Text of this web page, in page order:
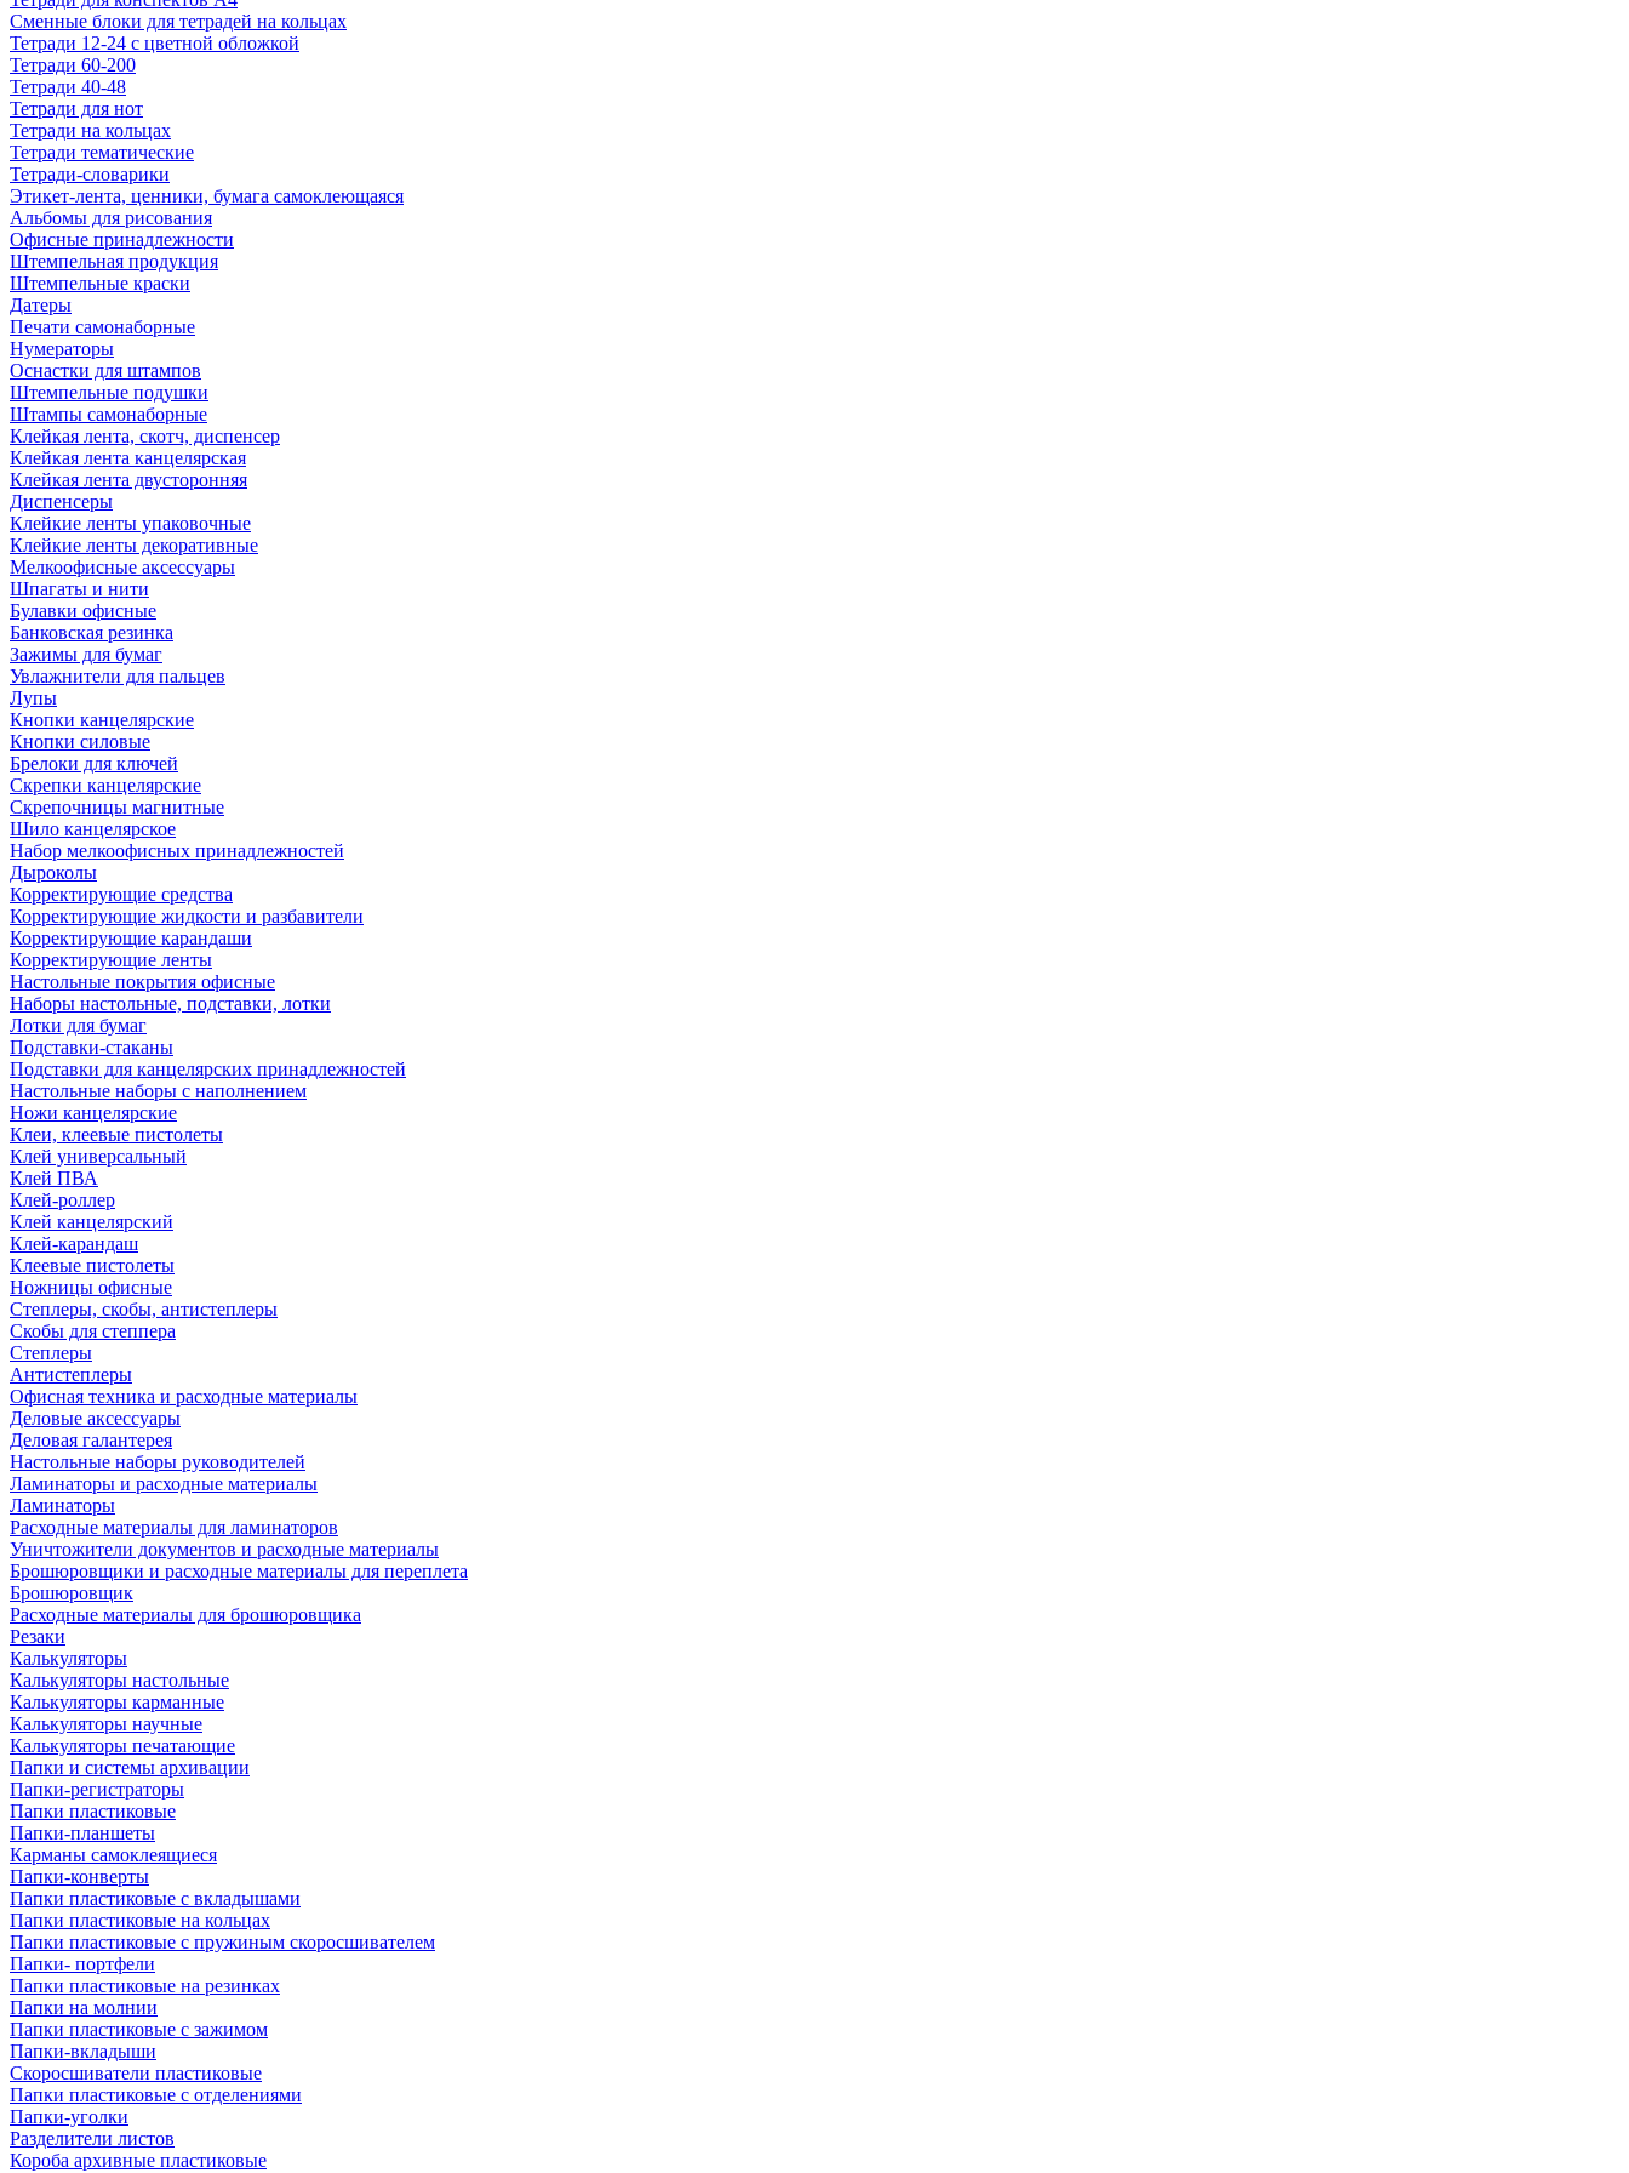
Сменные блоки для тетрадей на кольцах
Тетради 12-24 с цветной обложкой
Тетради 60-200
Тетради 40-48
Тетради для нот
Тетради на кольцах
Тетради тематические
Тетради-словарики
Этикет-лента, ценники, бумага самоклеющаяся
Альбомы для рисования
Офисные принадлежности
Штемпельная продукция
Штемпельные краски
Датеры
Печати самонаборные
Нумераторы
Оснастки для штампов
Штемпельные подушки
Штампы самонаборные
Клейкая лента, скотч, диспенсер
Клейкая лента канцелярская
Клейкая лента двусторонняя
Диспенсеры
Клейкие ленты упаковочные
Клейкие ленты декоративные
Мелкоофисные аксессуары
Шпагаты и нити
Булавки офисные
Банковская резинка
Зажимы для бумаг
Увлажнители для пальцев
Лупы
Кнопки канцелярские
Кнопки силовые
Брелоки для ключей
Скрепки канцелярские
Скрепочницы магнитные
Шило канцелярское
Набор мелкоофисных принадлежностей
Дыроколы
Корректирующие средства
Корректирующие жидкости и разбавители
Корректирующие карандаши
Корректирующие ленты
Настольные покрытия офисные
Наборы настольные, подставки, лотки
Лотки для бумаг
Подставки-стаканы
Подставки для канцелярских принадлежностей
Настольные наборы с наполнением
Ножи канцелярские
Клеи, клеевые пистолеты
Клей универсальный
Клей ПВА
Клей-роллер
Клей канцелярский
Клей-карандаш
Клеевые пистолеты
Ножницы офисные
Степлеры, скобы, антистеплеры
Скобы для степпера
Степлеры
Антистеплеры
Офисная техника и расходные материалы
Деловые аксессуары
Деловая галантерея
Настольные наборы руководителей
Ламинаторы и расходные материалы
Ламинаторы
Расходные материалы для ламинаторов
Уничтожители документов и расходные материалы
Брошюровщики и расходные материалы для переплета
Брошюровщик
Расходные материалы для брошюровщика
Резаки
Калькуляторы
Калькуляторы настольные
Калькуляторы карманные
Калькуляторы научные
Калькуляторы печатающие
Папки и системы архивации
Папки-регистраторы
Папки пластиковые
Папки-планшеты
Карманы самоклеящиеся
Папки-конверты
Папки пластиковые с вкладышами
Папки пластиковые на кольцах
Папки пластиковые с пружиным скоросшивателем
Папки- портфели
Папки пластиковые на резинках
Папки на молнии
Папки пластиковые с зажимом
Папки-вкладыши
Скоросшиватели пластиковые
Папки пластиковые с отделениями
Папки-уголки
Разделители листов
Короба архивные пластиковые